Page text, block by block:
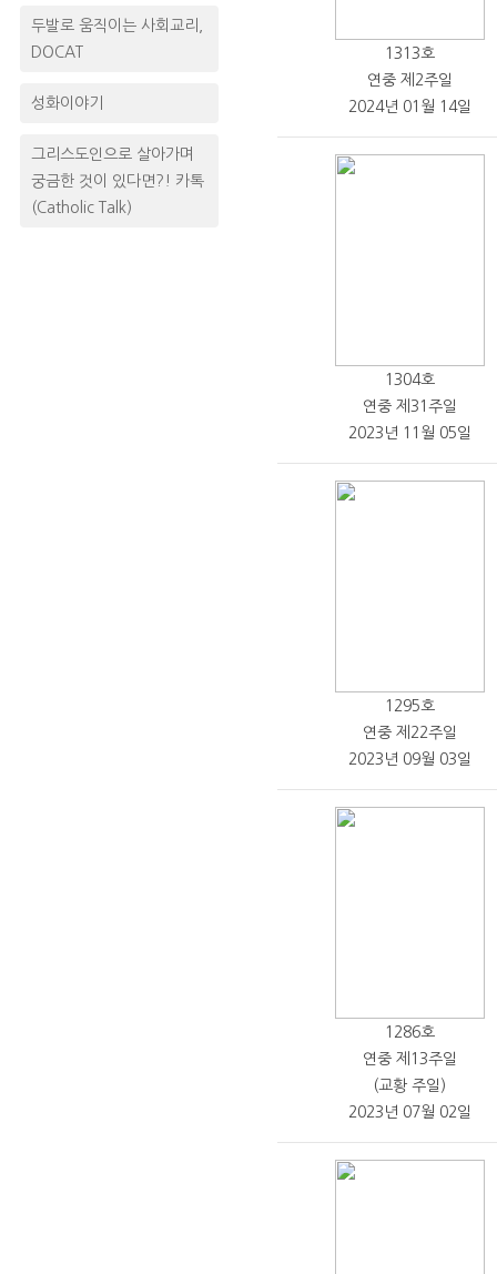
두발로 움직이는 사회교리,
DOCAT
성화이야기
그리스도인으로 살아가며
궁금한 것이 있다면?! 카톡
(Catholic Talk)
1313호
연중 제2주일
2024년 01월 14일
1304호
연중 제31주일
2023년 11월 05일
1295호
연중 제22주일
2023년 09월 03일
1286호
연중 제13주일
(교황 주일)
2023년 07월 02일